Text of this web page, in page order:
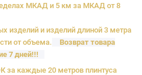
МКАД и 5 км за МКАД от 8
изделий и изделий длиной 3 метра
от объема.
Возврат товара
7 дней!!!
каждые 20 метров плинтуса